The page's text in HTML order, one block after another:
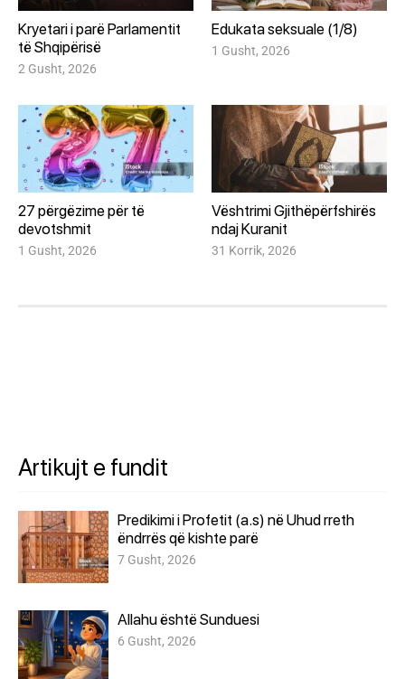
Kryetari i parë Parlamentit
të Shqipërisë
2 Gusht, 2026
Edukata seksuale (1/8)
1 Gusht, 2026
27 përgëzime për të
devotshmit
1 Gusht, 2026
Vështrimi Gjithëpërfshirës
ndaj Kuranit
31 Korrik, 2026
Artikujt e fundit
Predikimi i Profetit (a.s) në Uhud rreth
ëndrrës që kishte parë
7 Gusht, 2026
Allahu është Sunduesi
6 Gusht, 2026